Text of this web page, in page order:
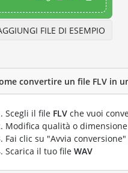
FILE DI ESEMPIO
convertire un file FLV in
Scegli il file FLV che vuoi
Modifica qualità o
Fai clic su "Avvia
Scarica il tuo file WAV